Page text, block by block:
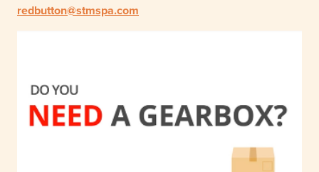
redbutton@stmspa.com